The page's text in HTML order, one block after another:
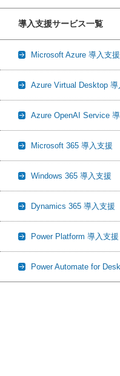
導入支援サービス一覧
Microsoft Azure 導入支援
Azure Virtual Desktop 導
Azure OpenAI Service
Microsoft 365 導入支援
Windows 365 導入支援
Dynamics 365 導入支援
Power Platform 導入支援
Power Automate for